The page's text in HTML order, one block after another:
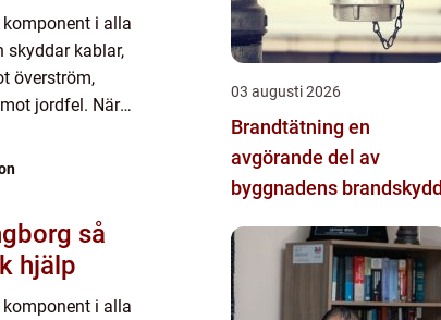
i alla
skyddar kablar,
överström,
jordfel. När
så
hjälp
i alla
03 augusti 2026
Brandtätning en
avgörande del av
byggnadens brandskydd